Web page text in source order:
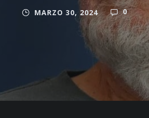
MARZO 30, 2024 0